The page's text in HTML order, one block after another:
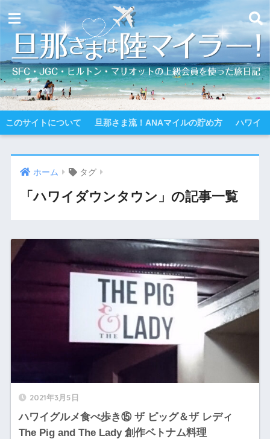
このサイトについて 旦那さま流！ANAマイルの貯め方 ハワイ
ホーム タグ
「ハワイダウンタウン」の記事一覧
2021年3月5日
ハワイグルメ食べ歩き⑮ ザ ピッグ＆ザ レディ
The Pig and The Lady 創作ベトナム料理